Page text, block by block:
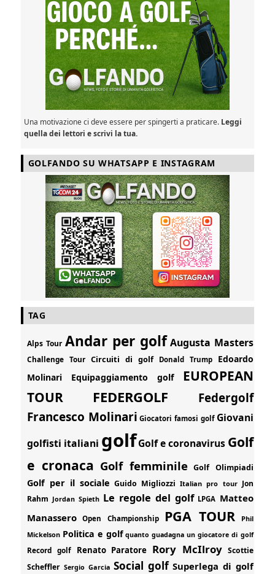
Una motivazione ci deve essere per spingerti a praticare. Leggi
quella dei lettori e scrivi la tua.
GOLFANDO SU WHATSAPP E INSTAGRAM
TAG
Alps Tour Andar per golf Augusta Masters
Challenge Tour Circuiti di golf Donald Trump
Edoardo
Molinari
Equipaggiamento golf
EUROPEAN
TOUR
FEDERGOLF Federgolf
Francesco Molinari Giocatori famosi golf Giovani
golfisti italiani golf Golf e coronavirus Golf
e cronaca Golf femminile Golf Olimpiadi
Golf per il sociale Guido Migliozzi Italian pro tour Jon
Rahm Jordan Spieth Le regole del golf LPGA Matteo
Manassero
Open Championship PGA TOUR
Phil
Mickelson Politica e golf quanto guadagna un giocatore di golf
Record golf Renato Paratore Rory McIlroy Scottie
Scheffler Sergio Garcia Social golf Superlega di golf